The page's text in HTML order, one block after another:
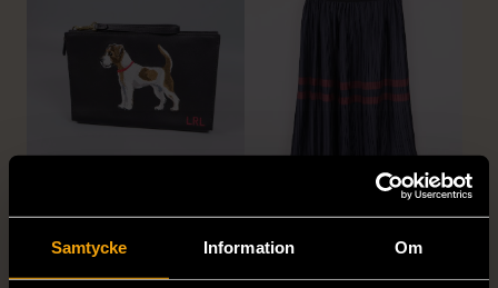
Samtycke Information Om
RALPH LAUREN
Ralph Lauren läder terrier
ZARA
Zara plisserad midikjol